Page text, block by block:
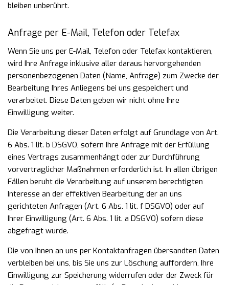
bleiben unberührt.
Anfrage per E-Mail, Telefon oder Telefax
Wenn Sie uns per E-Mail, Telefon oder Telefax kontaktieren,
wird Ihre Anfrage inklusive aller daraus hervorgehenden
personenbezogenen Daten (Name, Anfrage) zum Zwecke der
Bearbeitung Ihres Anliegens bei uns gespeichert und
verarbeitet. Diese Daten geben wir nicht ohne Ihre
Einwilligung weiter.
Die Verarbeitung dieser Daten erfolgt auf Grundlage von Art.
6 Abs. 1 lit. b DSGVO, sofern Ihre Anfrage mit der Erfüllung
eines Vertrags zusammenhängt oder zur Durchführung
vorvertraglicher Maßnahmen erforderlich ist. In allen übrigen
Fällen beruht die Verarbeitung auf unserem berechtigten
Interesse an der effektiven Bearbeitung der an uns
gerichteten Anfragen (Art. 6 Abs. 1 lit. f DSGVO) oder auf
Ihrer Einwilligung (Art. 6 Abs. 1 lit. a DSGVO) sofern diese
abgefragt wurde.
Die von Ihnen an uns per Kontaktanfragen übersandten Daten
verbleiben bei uns, bis Sie uns zur Löschung auffordern, Ihre
Einwilligung zur Speicherung widerrufen oder der Zweck für